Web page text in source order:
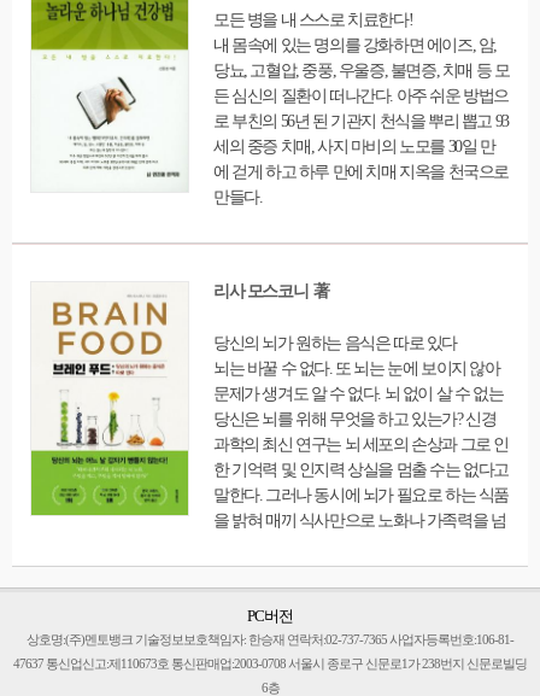
매년 수천 명의 고민을 마주하며 상담해온 저
자는 지쳤거나 내가 좋아하는 게 뭔지 몰라 공
허하고 삶에 의욕이 나지 않는다면 혼자의 시
간을 갖고 잃어버린 나를 찾아야 한다고 조언
한다. 이 책을 통해 연애뿐만 아니라 자존감과
인간관계, 직장, 도전하고 싶은 꿈 등 그동안
쌓인 걱정들의 대한 어떻게 나아가면 좋을지
방향을 찾을 수 있도록 도와주고, 다시 시작하
모든 병을 내 스스로 치료한다!
내 몸속에 있는 명의를 강화하면 에이즈, 암,
당뇨, 고혈압, 중풍, 우울증, 불면증, 치매 등 모
든 심신의 질환이 떠나간다. 아주 쉬운 방법으
로 부친의 56년 된 기관지 천식을 뿌리 뽑고 93
세의 중증 치매, 사지 마비의 노모를 30일 만
에 걷게 하고 하루 만에 치매 지옥을 천국으로
만들다.
리사 모스코니 著
당신의 뇌가 원하는 음식은 따로 있다
뇌는 바꿀 수 없다. 또 뇌는 눈에 보이지 않아
문제가 생겨도 알 수 없다. 뇌 없이 살 수 없는
당신은 뇌를 위해 무엇을 하고 있는가? 신경
과학의 최신 연구는 뇌 세포의 손상과 그로 인
한 기억력 및 인지력 상실을 멈출 수는 없다고
말한다. 그러나 동시에 뇌가 필요로 하는 식품
을 밝혀 매끼 식사만으로 노화나 가족력을 넘
심코 마시던 커피, 무심코 집어 먹던 간식을
보자. 신경과학자이자 영양학자인 저자 리사
모스코니는 알츠하이머병과 치매 관련 최신
연구를 이끌어온 세계적인 학자다. 알츠하이
PC버전
상호명:(주)멘토뱅크 기술정보보호책임자: 한승재 연락처:02-737-7365 사업자등록번호:106-81-
47637 통신업신고:제110673호 통신판매업:2003-0708 서울시 종로구 신문로1가 238번지 신문로빌딩
6층